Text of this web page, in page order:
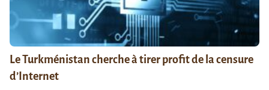
Le Turkménistan cherche à tirer profit de la censure
d’Internet